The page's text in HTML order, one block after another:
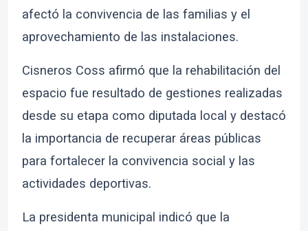
afectó la convivencia de las familias y el
aprovechamiento de las instalaciones.
Cisneros Coss afirmó que la rehabilitación del
espacio fue resultado de gestiones realizadas
desde su etapa como diputada local y destacó
la importancia de recuperar áreas públicas
para fortalecer la convivencia social y las
actividades deportivas.
La presidenta municipal indicó que la